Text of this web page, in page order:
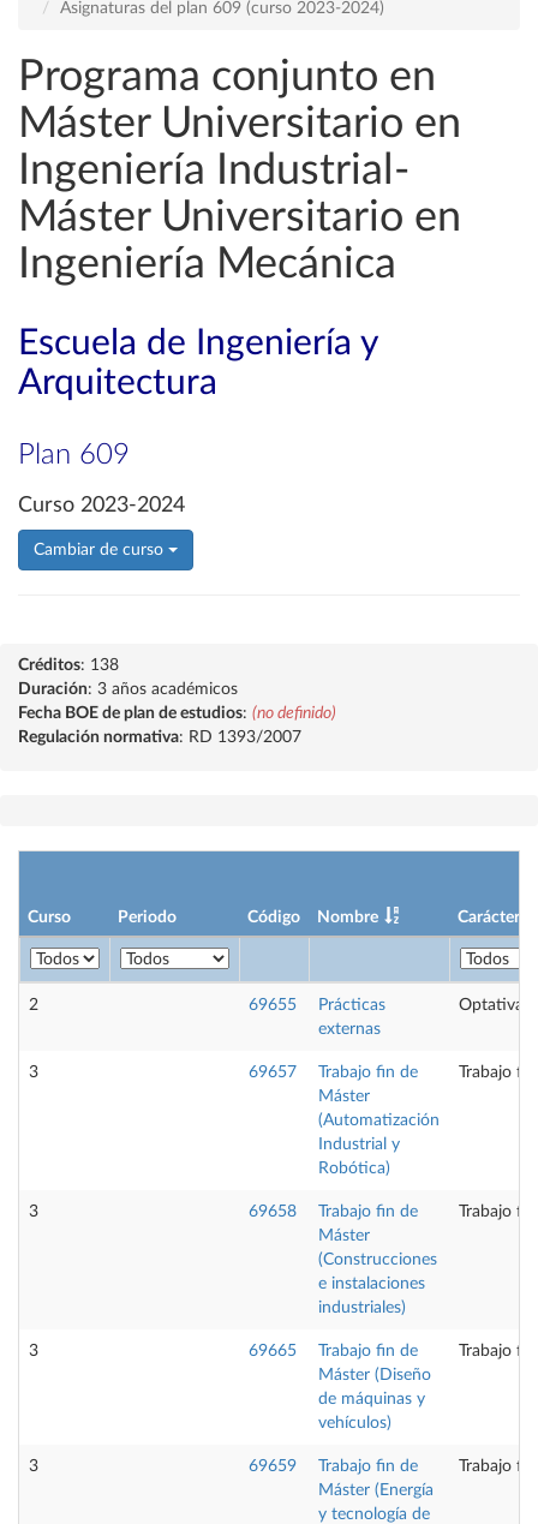
Asignaturas del plan 609 (curso 2023-2024)
Programa conjunto en
Máster Universitario en
Ingeniería Industrial-
Máster Universitario en
Ingeniería Mecánica
Escuela de Ingeniería y
Arquitectura
Plan 609
Curso 2023-2024
Cambiar de curso
Créditos: 138
Duración: 3 años académicos
Fecha BOE de plan de estudios: (no definido)
Regulación normativa: RD 1393/2007
Curso Periodo Código Nombre Carácter
2 69655
Prácticas
externas
Optativa
3 69657
Trabajo fin de
Máster
(Automatización
Industrial y
Robótica)
Trabajo
3 69658
Trabajo fin de
Máster
(Construcciones
e instalaciones
industriales)
Trabajo
3 69665
Trabajo fin de
Máster (Diseño
de máquinas y
vehículos)
Trabajo
3 69659
Trabajo fin de
Máster (Energía
y tecnología de
Trabajo